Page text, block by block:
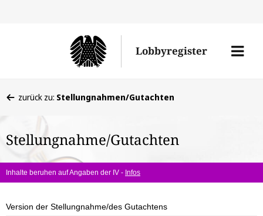
Lobbyregister
Menü
befinden
hier:
zurück zu: Stellungnahmen/Gutachten
Stellungnahme/Gutachten
Inhalte beruhen auf Angaben der IV - Infos
Version der Stellungnahme/des Gutachtens